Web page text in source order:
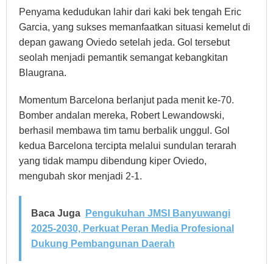
Penyama kedudukan lahir dari kaki bek tengah Eric
Garcia, yang sukses memanfaatkan situasi kemelut di
depan gawang Oviedo setelah jeda. Gol tersebut
seolah menjadi pemantik semangat kebangkitan
Blaugrana.
Momentum Barcelona berlanjut pada menit ke-70.
Bomber andalan mereka, Robert Lewandowski,
berhasil membawa tim tamu berbalik unggul. Gol
kedua Barcelona tercipta melalui sundulan terarah
yang tidak mampu dibendung kiper Oviedo,
mengubah skor menjadi 2-1.
Baca Juga
Pengukuhan JMSI Banyuwangi
2025-2030, Perkuat Peran Media Profesional
Dukung Pembangunan Daerah